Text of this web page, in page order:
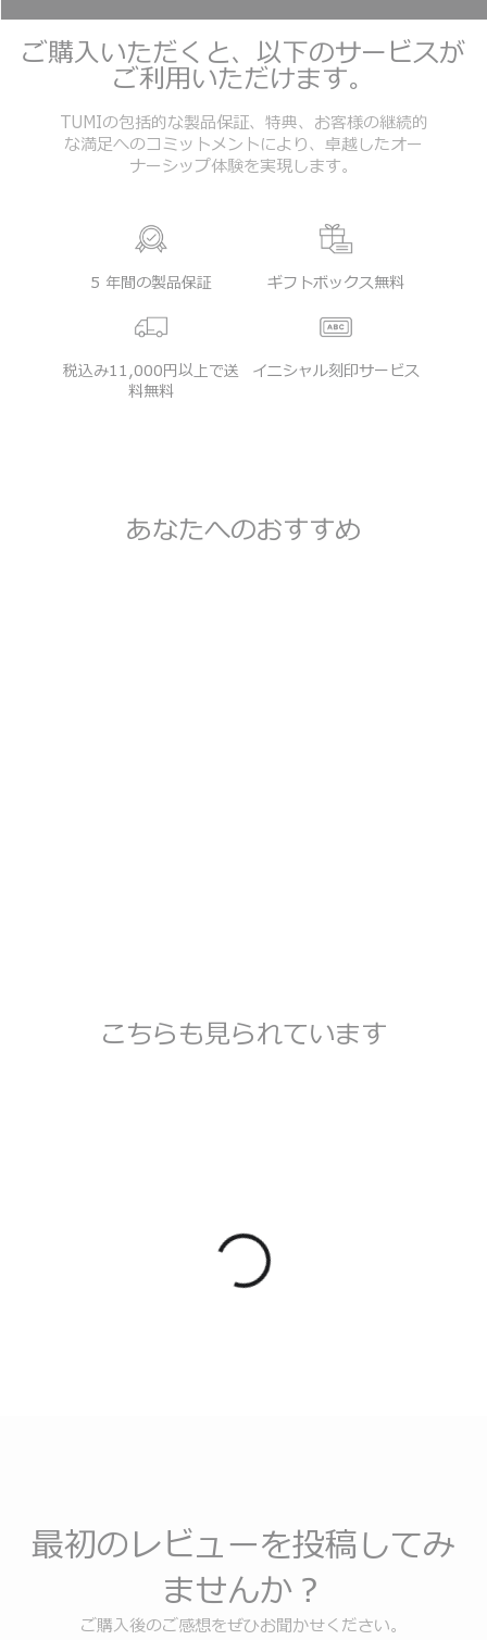
ご購入いただくと、以下のサービスが
ご利用いただけます。
TUMIの包括的な製品保証、特典、お客様の継続的
な満足へのコミットメントにより、卓越したオー
ナーシップ体験を実現します。
5 年間の製品保証 ギフトボックス無料
税込み11,000円以上で送
料無料
イニシャル刻印サービス
こちらも見られています
あなたへのおすすめ
最初のレビューを投稿してみ
ませんか？
ご購入後のご感想をぜひお聞かせください。